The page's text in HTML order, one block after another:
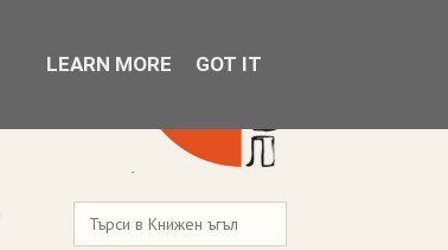
LEARN MORE GOT IT